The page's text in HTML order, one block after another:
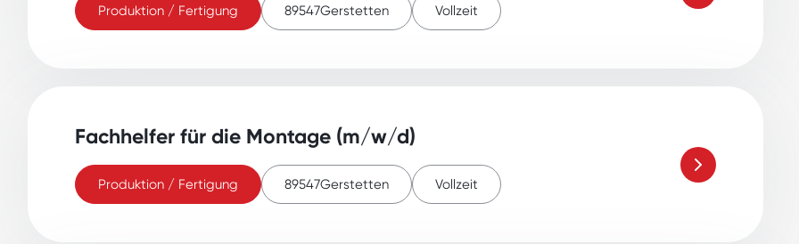
Produktion / Fertigung 89547Gerstetten Vollzeit
Fachhelfer für die Montage (m/w/d)
Produktion / Fertigung 89547Gerstetten Vollzeit